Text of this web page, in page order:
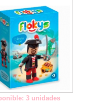
3 unidades